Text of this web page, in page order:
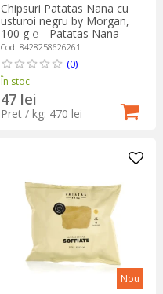
Chipsuri Patatas Nana cu
usturoi negru by Morgan,
100 g ℮ - Patatas Nana
Cod: 8428258626261
(0)
În stoc
47 lei
Pret / kg: 470 lei
Nou